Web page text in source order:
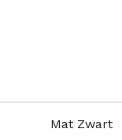
Mat Zwart